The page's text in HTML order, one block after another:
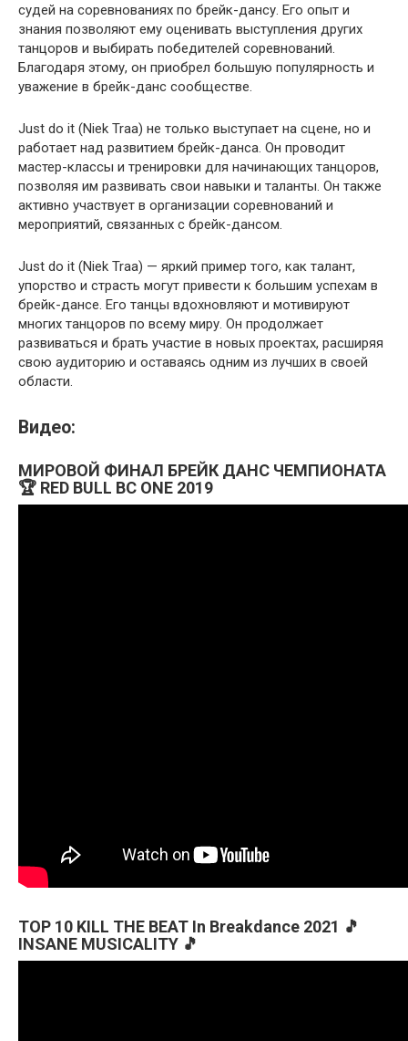
судей на соревнованиях по брейк-дансу. Его опыт и
знания позволяют ему оценивать выступления других
танцоров и выбирать победителей соревнований.
Благодаря этому, он приобрел большую популярность и
уважение в брейк-данс сообществе.
Just do it (Niek Traa) не только выступает на сцене, но и
работает над развитием брейк-данса. Он проводит
мастер-классы и тренировки для начинающих танцоров,
позволяя им развивать свои навыки и таланты. Он также
активно участвует в организации соревнований и
мероприятий, связанных с брейк-дансом.
Just do it (Niek Traa) — яркий пример того, как талант,
упорство и страсть могут привести к большим успехам в
брейк-дансе. Его танцы вдохновляют и мотивируют
многих танцоров по всему миру. Он продолжает
развиваться и брать участие в новых проектах, расширяя
свою аудиторию и оставаясь одним из лучших в своей
области.
Видео:
МИРОВОЙ ФИНАЛ БРЕЙК ДАНС ЧЕМПИОНАТА
🏆 RED BULL BC ONE 2019
TOP 10 KILL THE BEAT In Breakdance 2021 🎵
INSANE MUSICALITY 🎵